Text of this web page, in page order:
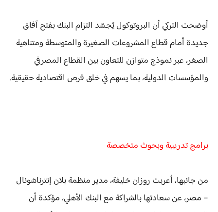
أوضحت التركي أن البروتوكول يُجسّد التزام البنك بفتح آفاق
جديدة أمام قطاع المشروعات الصغيرة والمتوسطة ومتناهية
الصغر، عبر نموذج متوازن للتعاون بين القطاع المصرفي
والمؤسسات الدولية، بما يسهم في خلق فرص اقتصادية حقيقية.
برامج تدريبية وبحوث متخصصة
من جانبها، أعربت روزان خليفة، مدير منظمة بلان إنترناشونال
– مصر، عن سعادتها بالشراكة مع البنك الأهلي، مؤكدة أن